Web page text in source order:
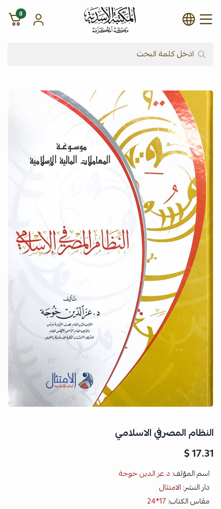
شركة المكتبة الأسدية للنشر
0
النظام المصرفي الاسلامي
17.31 $
اسم المؤلف: د عز الدين خوجة
دار النشر: الامتثال
مقاس الكتاب: 17*24